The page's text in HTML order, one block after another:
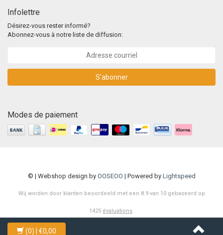
Infolettre
Désirez-vous rester informé?
Abonnez-vous à notre liste de diffusion:
S'abonner
Modes de paiement
© | Webshop design by OOSEOO | Powered by Lightspeed
Wij worden door klanten beoordeeld met een 8.9van 10gebaseerd op
1425 évaluations.
(0) | €0,00